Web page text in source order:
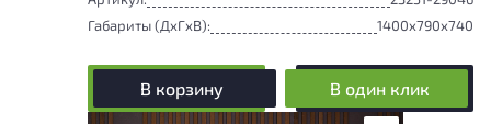
Габариты (ДxГxВ):
1400x790x740
В корзину В один клик